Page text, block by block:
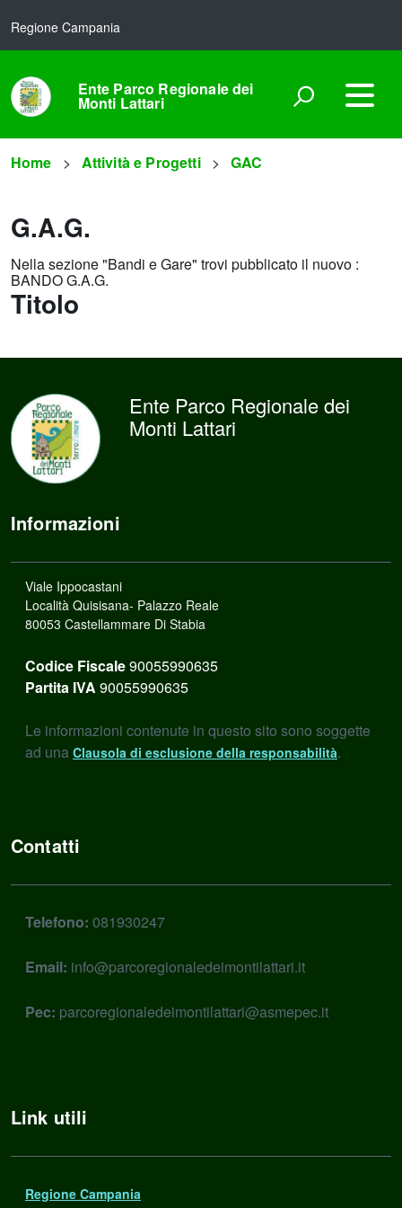
Regione Campania
Ente Parco Regionale dei
Monti Lattari
Home Attività e Progetti GAC
G.A.G.
Nella sezione "Bandi e Gare" trovi pubblicato il nuovo :
BANDO G.A.G.
Titolo
Ente Parco Regionale dei
Monti Lattari
Informazioni
Viale Ippocastani
Località Quisisana- Palazzo Reale
80053 Castellammare Di Stabia
Codice Fiscale90055990635
Partita IVA 90055990635
Le informazioni contenute in questo sito sono soggette
ad una Clausola di esclusione della responsabilità.
Contatti
Telefono: 081930247
Email: info@parcoregionaledeimontilattari.it
Pec: parcoregionaledeimontilattari@asmepec.it
Link utili
Regione Campania